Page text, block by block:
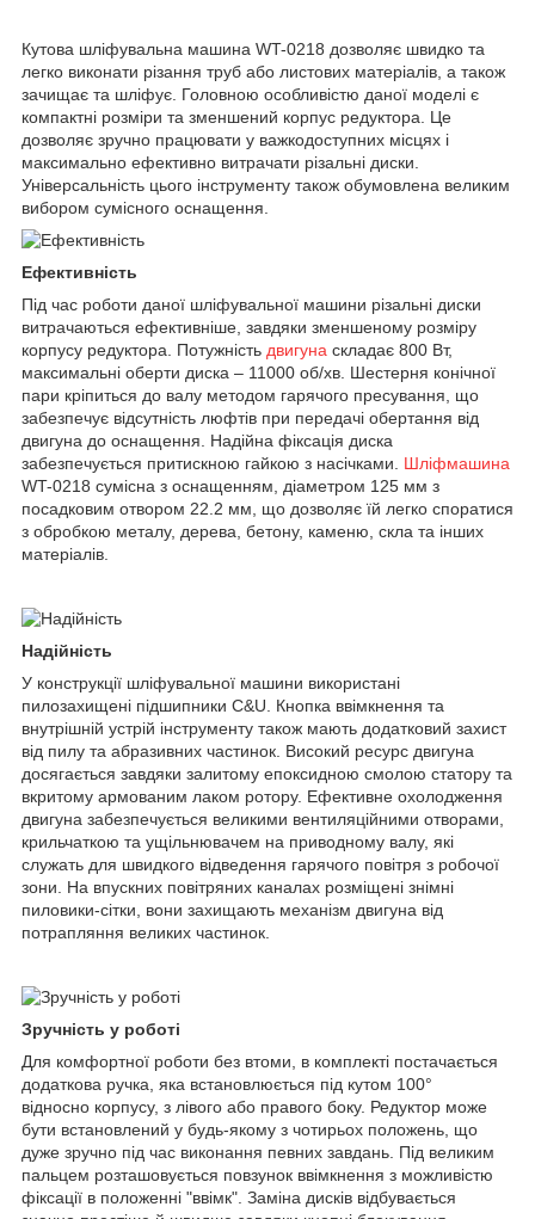
Кутова шліфувальна машина WT-0218 дозволяє швидко та
легко виконати різання труб або листових матеріалів, а також
зачищає та шліфує. Головною особливістю даної моделі є
компактні розміри та зменшений корпус редуктора. Це
дозволяє зручно працювати у важкодоступних місцях і
максимально ефективно витрачати різальні диски.
Універсальність цього інструменту також обумовлена великим
вибором сумісного оснащення.
Ефективність
Під час роботи даної шліфувальної машини різальні диски
витрачаються ефективніше, завдяки зменшеному розміру
корпусу редуктора. Потужність двигуна складає 800 Вт,
максимальні оберти диска – 11000 об/хв. Шестерня конічної
пари кріпиться до валу методом гарячого пресування, що
забезпечує відсутність люфтів при передачі обертання від
двигуна до оснащення. Надійна фіксація диска
забезпечується притискною гайкою з насічками. Шліфмашина
WT-0218 сумісна з оснащенням, діаметром 125 мм з
посадковим отвором 22.2 мм, що дозволяє їй легко споратися
з обробкою металу, дерева, бетону, каменю, скла та інших
матеріалів.
Надійність
У конструкції шліфувальної машини використані
пилозахищені підшипники C&U. Кнопка ввімкнення та
внутрішній устрій інструменту також мають додатковий захист
від пилу та абразивних частинок. Високий ресурс двигуна
досягається завдяки залитому епоксидною смолою статору та
вкритому армованим лаком ротору. Ефективне охолодження
двигуна забезпечується великими вентиляційними отворами,
крильчаткою та ущільнювачем на приводному валу, які
служать для швидкого відведення гарячого повітря з робочої
зони. На впускних повітряних каналах розміщені знімні
пиловики-сітки, вони захищають механізм двигуна від
потрапляння великих частинок.
Зручність у роботі
Для комфортної роботи без втоми, в комплекті постачається
додаткова ручка, яка встановлюється під кутом 100°
відносно корпусу, з лівого або правого боку. Редуктор може
бути встановлений у будь-якому з чотирьох положень, що
дуже зручно під час виконання певних завдань. Під великим
пальцем розташовується повзунок ввімкнення з можливістю
фіксації в положенні "ввімк". Заміна дисків відбувається